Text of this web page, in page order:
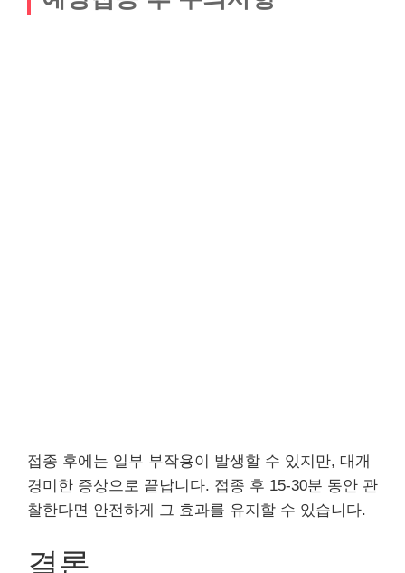
접종 후에는 일부 부작용이 발생할 수 있지만, 대개
경미한 증상으로 끝납니다. 접종 후 15-30분 동안 관
찰한다면 안전하게 그 효과를 유지할 수 있습니다.
결론